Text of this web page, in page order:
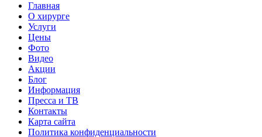
Главная
О хирурге
Услуги
Цены
Фото
Видео
Акции
Блог
Информация
Пресса и ТВ
Контакты
Карта сайта
Политика конфиденциальности